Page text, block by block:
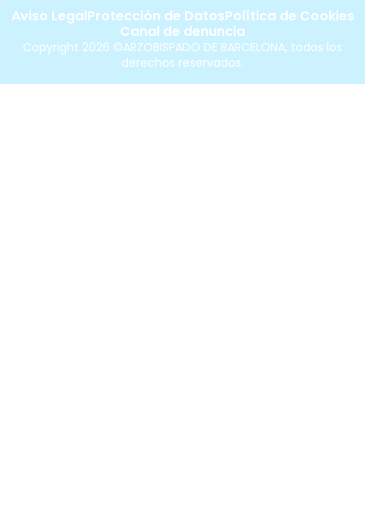
Copyright 2026 ©ARZOBISPADO DE BARCELONA, todos los
derechos reservados.
Aviso LegalProtección de DatosPolítica de Cookies
Canal de denuncia